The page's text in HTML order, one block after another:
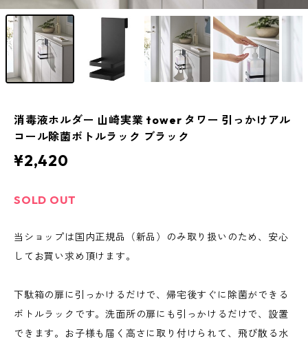
消毒液ホルダー 山崎実業 tower タワー 引っかけアル
コール除菌ボトルラック ブラック
¥2,420
SOLD OUT
当ショップは国内正規品（新品）のみ取り扱いのため、安心
してお買い求め頂けます。
下駄箱の扉に引っかけるだけで、帰宅後すぐに除菌ができる
ボトルラックです。洗面所の扉にも引っかけるだけで、設置
できます。お子様も届く高さに取り付けられて、飛び散る水